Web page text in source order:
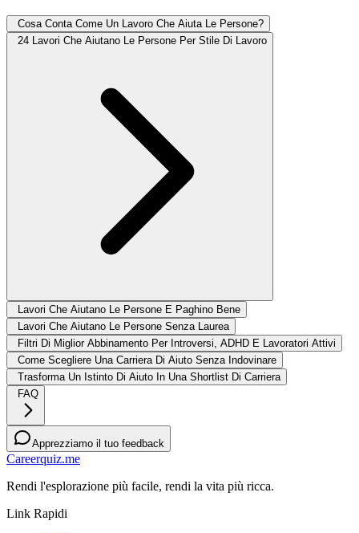
Cosa Conta Come Un Lavoro Che Aiuta Le Persone?
24 Lavori Che Aiutano Le Persone Per Stile Di Lavoro
Lavori Che Aiutano Le Persone E Paghino Bene
Lavori Che Aiutano Le Persone Senza Laurea
Filtri Di Miglior Abbinamento Per Introversi, ADHD E Lavoratori Attivi
Come Scegliere Una Carriera Di Aiuto Senza Indovinare
Trasforma Un Istinto Di Aiuto In Una Shortlist Di Carriera
FAQ
Apprezziamo il tuo feedback
Careerquiz.me
Rendi l'esplorazione più facile, rendi la vita più ricca.
Link Rapidi